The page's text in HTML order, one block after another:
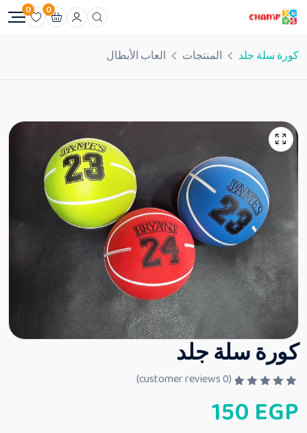
0
0
كورة سلة جلد المنتجات العاب الأبطال
كورة سلة جلد
م
ا
(
0
150 EGP